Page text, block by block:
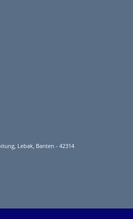
Lebak, Banten - 42314